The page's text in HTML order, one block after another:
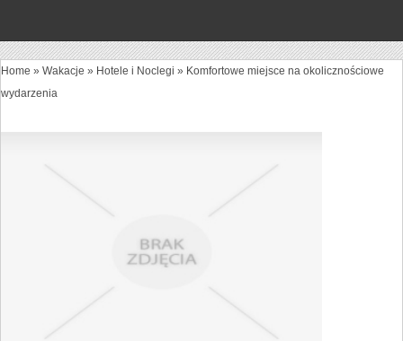
Home » Wakacje » Hotele i Noclegi » Komfortowe miejsce na okolicznościowe
wydarzenia